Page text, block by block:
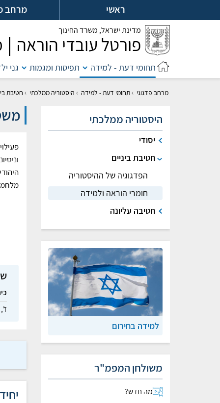
אל
ראשי מרחב
מדינת ישראל, משרד החינוך
פורטל עובדי הוראה
תחומי דעת - למידה תפיסות ומגמות גני
מרחב פדגוגי ›תחומי דעת - למידה › היסטוריה ממלכתי › חטיבת
היסטוריה ממלכתי
יסודי
חטיבת ביניים
הפדגוגיה של ההיסטוריה
חומרי הוראה ולמידה
חטיבה עליונה
למידה בחירום
משולחן המפמ"ר
מה חדש?